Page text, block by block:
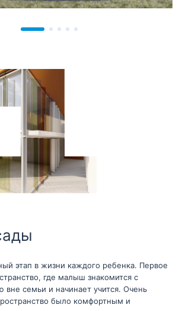
этап в жизни каждого ребенка. Первое
где малыш знакомится с
вне семьи и начинает учится. Очень
было комфортным и